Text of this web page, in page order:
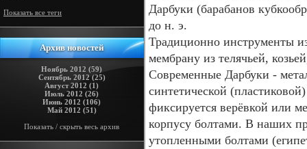
Показать все теги
Архив новостей
Ноябрь 2012 (59)
Сентябрь 2012 (25)
Август 2012 (1)
Июль 2012 (26)
Июнь 2012 (106)
Май 2012 (51)
Показать / скрыть весь архив
Дарбуки (барабанов
до н. э.
Традиционно инструменты
мембрану из телячьей,
Современные Дарбуки -
синтетической
фиксируется верёвкой или
корпусу болтами. В наших
утопленными болтами